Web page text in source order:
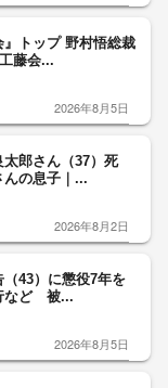
トップ 野村悟総裁
藤会...
2026年8月5日
郎さん（37）死
の息子｜...
2026年8月2日
43）に懲役7年を
など 被...
2026年8月5日